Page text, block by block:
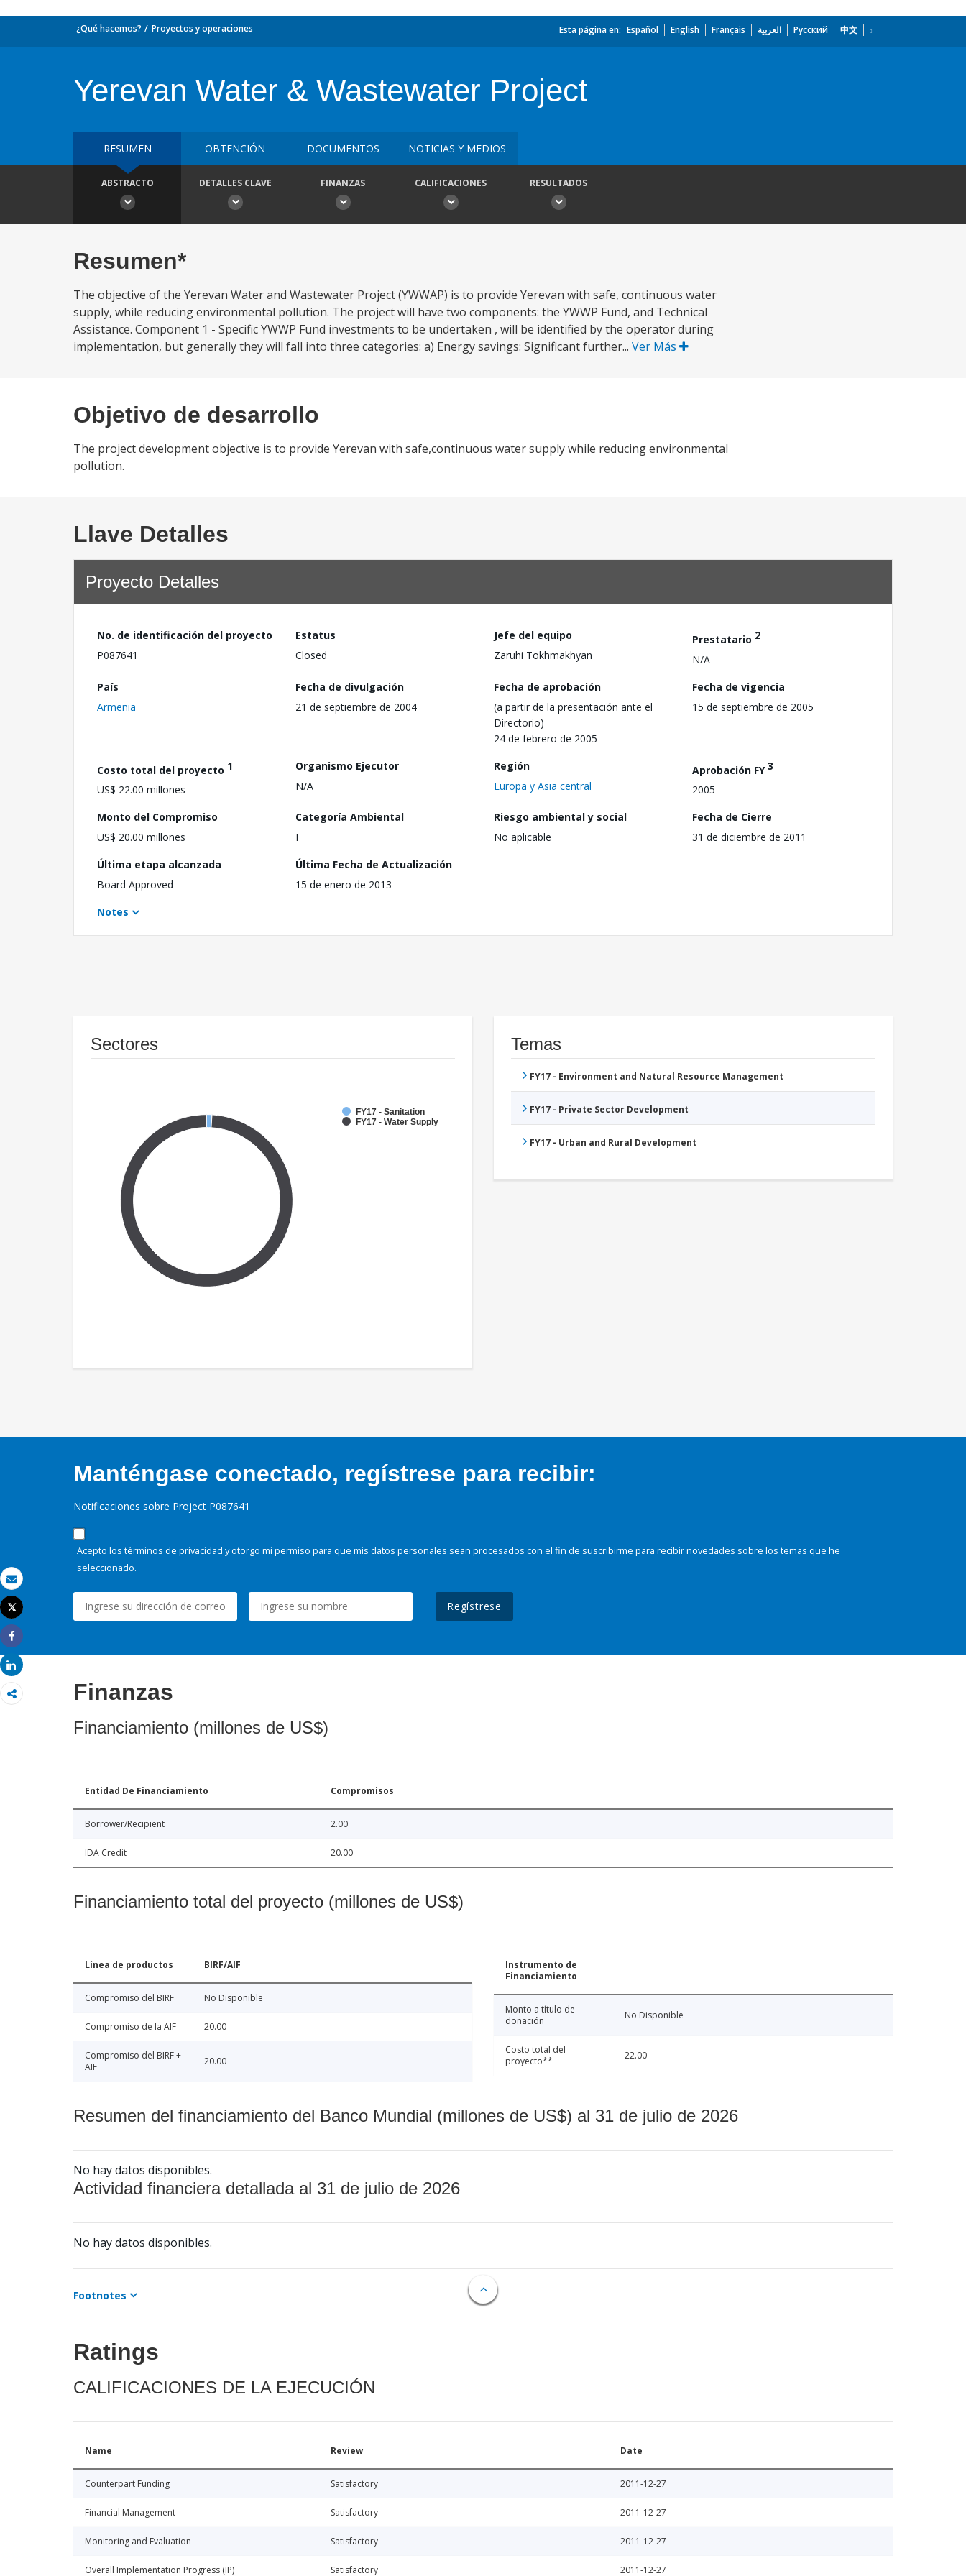
Correo electrónico
Imprimir
Tweet
Share
Share
¿Qué hacemos? Proyectos y operaciones Esta página en: Español English Français العربية Русский 中文
Yerevan Water & Wastewater Project
RESUMEN OBTENCIÓN DOCUMENTOS NOTICIAS Y MEDIOS
ABSTRACTO DETALLES CLAVE FINANZAS CALIFICACIONES RESULTADOS
Resumen*
The objective of the Yerevan Water and Wastewater Project (YWWAP) is to provide Yerevan with safe, continuous water
supply, while reducing environmental pollution. The project will have two components: the YWWP Fund, and Technical
Assistance. Component 1 - Specific YWWP Fund investments to be undertaken , will be identified by the operator during
implementation, but generally they will fall into three categories: a) Energy savings: Significant further... Ver Más
Objetivo de desarrollo
The project development objective is to provide Yerevan with safe,continuous water supply while reducing environmental
pollution.
Llave Detalles
Proyecto Detalles
No. de identificación del proyecto
P087641
Estatus
Closed
Jefe del equipo
Zaruhi Tokhmakhyan
Prestatario 2
N/A
País
Armenia
Fecha de divulgación
21 de septiembre de 2004
Fecha de aprobación
(a partir de la presentación ante el
Directorio)
24 de febrero de 2005
Fecha de vigencia
15 de septiembre de 2005
Costo total del proyecto 1
US$ 22.00 millones
Organismo Ejecutor
N/A
Región
Europa y Asia central
Aprobación FY3
2005
Monto del Compromiso
US$ 20.00 millones
Categoría Ambiental
F
Riesgo ambiental y social
No aplicable
Fecha de Cierre
31 de diciembre de 2011
Última etapa alcanzada
Board Approved
Última Fecha de Actualización
15 de enero de 2013
Notes
Sectores
FY17 - Sanitation
FY17 - Water Supply
Temas
FY17 - Environment and Natural Resource Management
FY17 - Private Sector Development
FY17 - Urban and Rural Development
Manténgase conectado, regístrese para recibir:
Notificaciones sobre Project P087641
Acepto los términos de privacidad y otorgo mi permiso para que mis datos personales sean procesados con el fin de suscribirme para recibir novedades sobre los temas que he
seleccionado.
Regístrese
Finanzas
Financiamiento (millones de US$)
Entidad De Financiamiento Compromisos
Borrower/Recipient 2.00
IDA Credit 20.00
Financiamiento total del proyecto (millones de US$)
Línea de productos BIRF/AIF
Compromiso del BIRF No Disponible
Compromiso de la AIF 20.00
Compromiso del BIRF +
AIF
20.00
Instrumento de
Financiamiento
Monto a título de
donación
No Disponible
Costo total del
proyecto**
22.00
Resumen del financiamiento del Banco Mundial (millones de US$) al 31 de julio de 2026
No hay datos disponibles.
Actividad financiera detallada al 31 de julio de 2026
No hay datos disponibles.
Footnotes
Ratings
CALIFICACIONES DE LA EJECUCIÓN
Name Review Date
Counterpart Funding Satisfactory 2011-12-27
Financial Management Satisfactory 2011-12-27
Monitoring and Evaluation Satisfactory 2011-12-27
Overall Implementation Progress (IP) Satisfactory 2011-12-27